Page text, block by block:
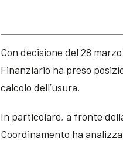
Con decisione del 28
Finanziario ha preso
calcolo dell’usura.
In particolare, a fronte
Coordinamento ha